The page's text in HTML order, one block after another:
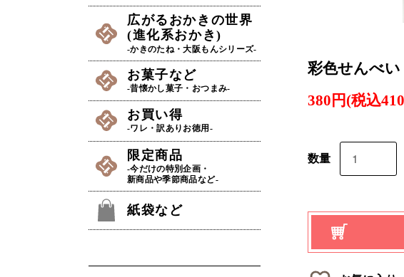
彩色せんべい
380円(税込
数量
広がるおかきの世界
(進化系おかき)
-かきのたね・大阪もんシリーズ-
お菓子など
-昔懐かし菓子・おつまみ-
お買い得
-ワレ・訳ありお徳用-
限定商品
-今だけの特別企画・
新商品や季節商品など-
紙袋など